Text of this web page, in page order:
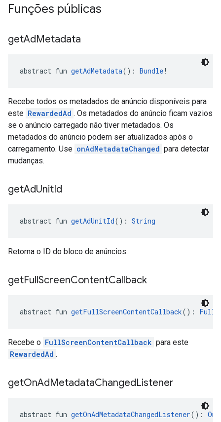
Funções públicas
getAdMetadata
abstract fun getAdMetadata(): Bundle!
Recebe todos os metadados de anúncio disponíveis para
este RewardedAd . Os metadados do anúncio ficam vazios
se o anúncio carregado não tiver metadados. Os
metadados do anúncio podem ser atualizados após o
carregamento. Use onAdMetadataChanged para detectar
mudanças.
getAdUnitId
abstract fun getAdUnitId(): String
Retorna o ID do bloco de anúncios.
getFullScreenContentCallback
abstract fun getFullScreenContentCallback():
Recebe o FullScreenContentCallback para este
RewardedAd .
getOnAdMetadataChangedListener
abstract fun getOnAdMetadataChangedListener():